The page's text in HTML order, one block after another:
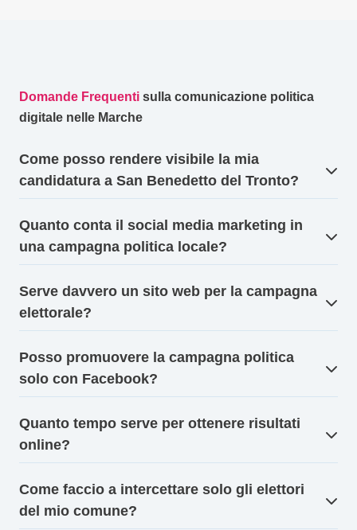
Domande Frequenti sulla comunicazione politica
digitale nelle Marche
Come posso rendere visibile la mia
candidatura a San Benedetto del Tronto?
Quanto conta il social media marketing in
una campagna politica locale?
Serve davvero un sito web per la campagna
elettorale?
Posso promuovere la campagna politica
solo con Facebook?
Quanto tempo serve per ottenere risultati
online?
Come faccio a intercettare solo gli elettori
del mio comune?